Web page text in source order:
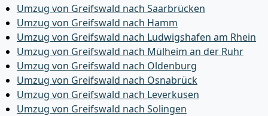
Umzug von Greifswald nach Saarbrücken
Umzug von Greifswald nach Hamm
Umzug von Greifswald nach Ludwigshafen am Rhein
Umzug von Greifswald nach Mülheim an der Ruhr
Umzug von Greifswald nach Oldenburg
Umzug von Greifswald nach Osnabrück
Umzug von Greifswald nach Leverkusen
Umzug von Greifswald nach Solingen